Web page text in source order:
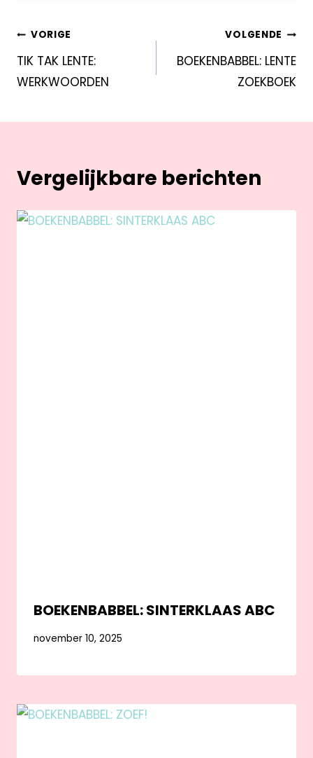
VORIGE
TIK TAK LENTE:
WERKWOORDEN
VOLGENDE
BOEKENBABBEL: LENTE
ZOEKBOEK
Vergelijkbare berichten
BOEKENBABBEL: SINTERKLAAS ABC
november 10, 2025